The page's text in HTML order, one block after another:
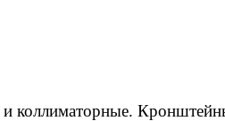
коллиматорные.